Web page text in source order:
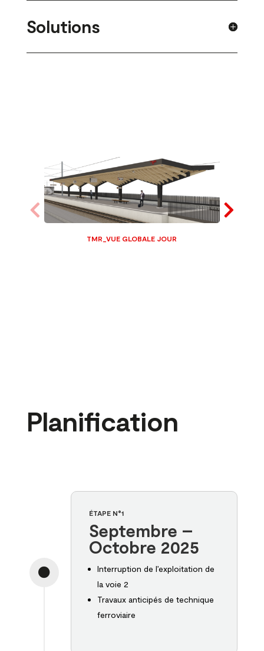
Solutions
TMR_VUE GLOBALE JOUR
Planification

ÉTAPE N°1
Septembre –
Octobre 2025
Interruption de l’exploitation de
la voie 2
Travaux anticipés de technique
ferroviaire